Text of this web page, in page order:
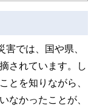
では、国や県、
されています。し
とを知りながら、
なかったことが、